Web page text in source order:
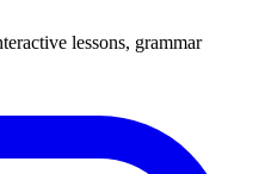
lessons, grammar